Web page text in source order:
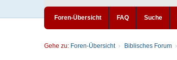
Foren-Übersicht FAQ Suche
Gehe zu: Foren-Übersicht Biblisches Forum